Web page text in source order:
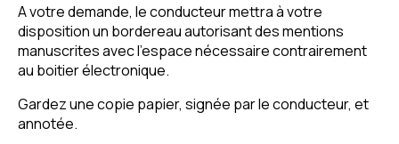
A votre demande, le conducteur mettra à votre
disposition un bordereau autorisant des mentions
manuscrites avec l’espace nécessaire contrairement
au boitier électronique.
Gardez une copie papier, signée par le conducteur, et
annotée.